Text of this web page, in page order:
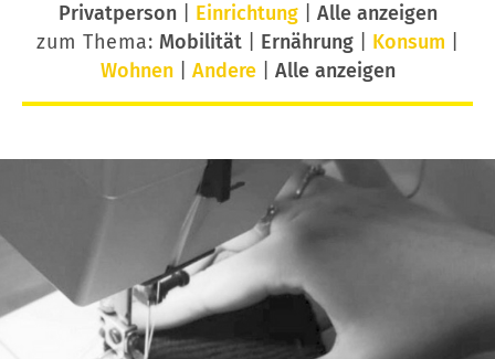
Privatperson| Einrichtung| Alle anzeigen
zum Thema: Mobilität Ernährung Konsum
Wohnen| Andere| Alle anzeigen